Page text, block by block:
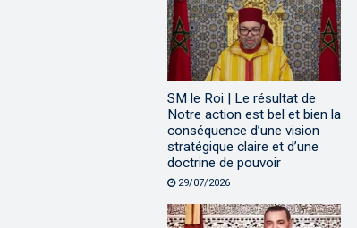
SM le Roi | Le résultat de
Notre action est bel et bien la
conséquence d’une vision
stratégique claire et d’une
doctrine de pouvoir
29/07/2026